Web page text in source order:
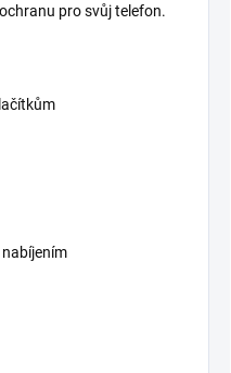
pro svůj telefon.